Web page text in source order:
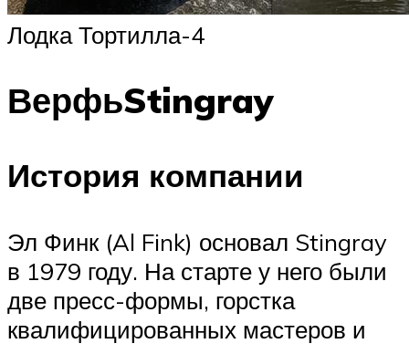
Лодка Тортилла-4
ВерфьStingray
История компании
Эл Финк (Al Fink) основал Stingray
в 1979 году. На старте у него были
две пресс-формы, горстка
квалифицированных мастеров и